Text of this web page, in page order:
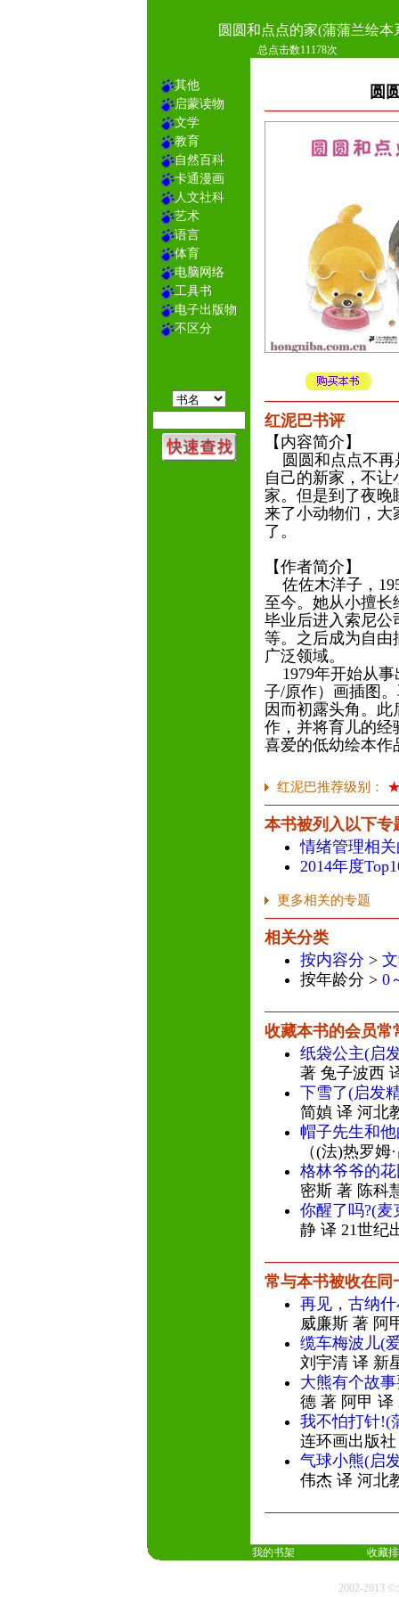
圆圆和点点的家(蒲蒲兰绘本
总点击数11178次
其他
启蒙读物
文学
教育
自然百科
卡通漫画
人文社科
艺术
语言
体育
电脑网络
工具书
电子出版物
不区分
圆
红泥巴书评
【内容简介】
圆圆和点点不再
自己的新家，不
家。但是到了夜
来了小动物们，大
了。
【作者简介】
佐佐木洋子，
至今。她从小擅
毕业后进入索尼公
等。之后成为自由
广泛领域。
1979年开始从事
子/原作）画插图
因而初露头角。
作，并将育儿的经
喜爱的低幼绘本
红泥巴推荐级别：
本书被列入以下专
情绪管理相
2014年度
更多相关的专题
相关分类
按内容分 >
按年龄分 > 0
收藏本书的会员常
纸袋公主(启
著 兔子波西
下雪了(启发
简媜 译 河北
帽子先生和
（(法)热罗
格林爷爷的
密斯 著 陈科
你醒了吗?(麦
静 译 21世纪
常与本书被收在同
再见，古纳
威廉斯 著 阿
缆车梅波儿(
刘宇清 译 新
大熊有个故
德 著 阿甲 译
我不怕打针!(
连环画出版
气球小熊(启
伟杰 译 河北
我的书架 收藏
2002-2013